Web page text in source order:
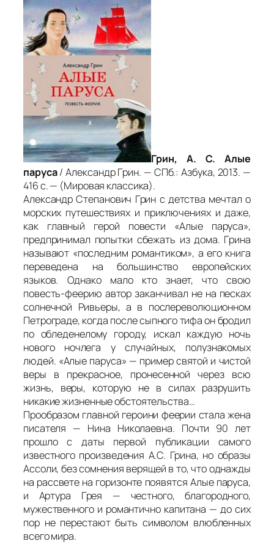
Грин, А. С. Алые
паруса/ Александр Грин. — СПб.: Азбука, 2013. —
416 с. — (Мировая классика).
Александр Степанович Грин с детства мечтал о
морских путешествиях и приключениях и даже,
как главный герой повести «Алые паруса»,
предпринимал попытки сбежать из дома. Грина
называют «последним романтиком», а его книга
переведена на большинство европейских
языков. Однако мало кто знает, что свою
повесть-феерию автор заканчивал не на песках
солнечной Ривьеры, а в послереволюционном
Петрограде, когда после сыпного тифа он бродил
по обледенелому городу, искал каждую ночь
нового ночлега у случайных, полузнакомых
людей. «Алые паруса» — пример святой и чистой
веры в прекрасное, пронесенной через всю
жизнь, веры, которую не в силах разрушить
никакие жизненные обстоятельства…
Прообразом главной героини феерии стала жена
писателя — Нина Николаевна. Почти 90 лет
прошло с даты первой публикации самого
известного произведения А.С. Грина, но образы
Ассоли, без сомнения верящей в то, что однажды
на рассвете на горизонте появятся Алые паруса,
и Артура Грея — честного, благородного,
мужественного и романтично капитана — до сих
пор не перестают быть символом влюбленных
всего мира.